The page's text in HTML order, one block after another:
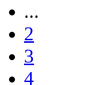
...
2
3
4